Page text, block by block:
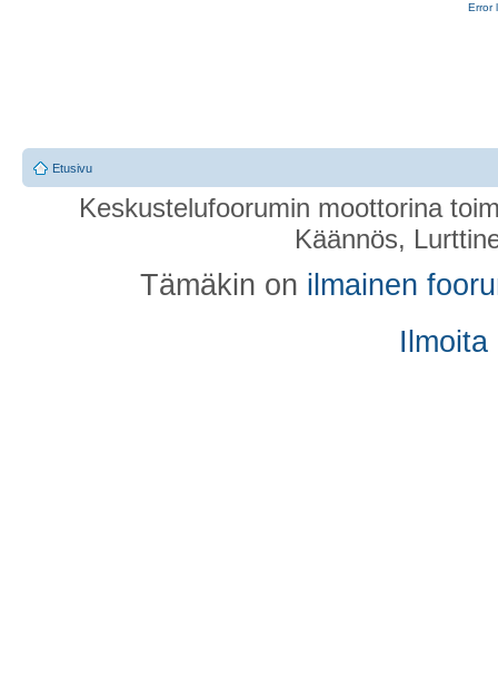
Error
Etusivu
Keskustelufoorumin moottorina
Käännös,
Tämäkin on ilmainen